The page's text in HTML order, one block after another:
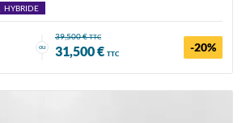
HYBRIDE
ou
39,500 €TTC
31,500 € TTC -20%